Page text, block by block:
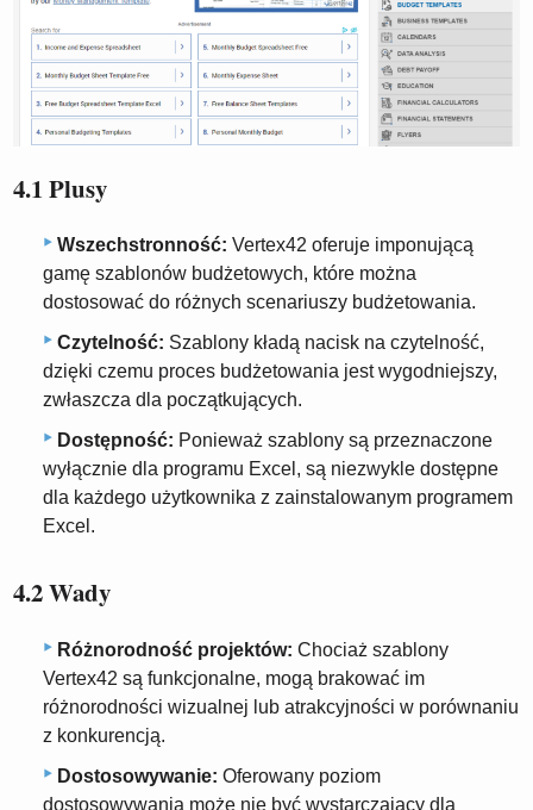
4.1 Plusy
Wszechstronność: Vertex42 oferuje imponującą
gamę szablonów budżetowych, które można
dostosować do różnych scenariuszy budżetowania.
Czytelność: Szablony kładą nacisk na czytelność,
dzięki czemu proces budżetowania jest wygodniejszy,
zwłaszcza dla początkujących.
Dostępność: Ponieważ szablony są przeznaczone
wyłącznie dla programu Excel, są niezwykle dostępne
dla każdego użytkownika z zainstalowanym programem
Excel.
4.2 Wady
Różnorodność projektów: Chociaż szablony
Vertex42 są funkcjonalne, mogą brakować im
różnorodności wizualnej lub atrakcyjności w porównaniu
z konkurencją.
Dostosowywanie: Oferowany poziom
dostosowywania może nie być wystarczający dla